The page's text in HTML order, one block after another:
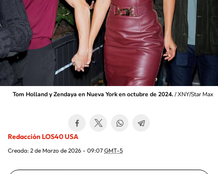
Tom Holland y Zendaya en Nueva York en octubre de 2024./XNY/Star Max
Redacción LOS40 USA
Creada: 2 de Marzo de 2026 - 09:07 GMT-5